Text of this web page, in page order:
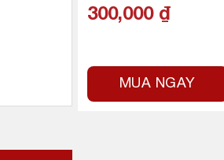
300,000 ₫
MUA NGAY